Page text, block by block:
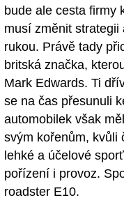
bude ale cesta firmy
musí změnit
rukou. Právě tady
britská značka,
Mark Edwards. Ti
se na čas přesunuli
automobilek však
svým kořenům, kvůli
lehké a účelové
pořízení i provoz.
roadster E10.